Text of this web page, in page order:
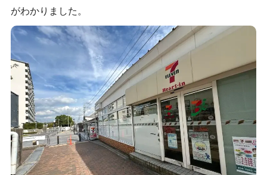
がわかりました。